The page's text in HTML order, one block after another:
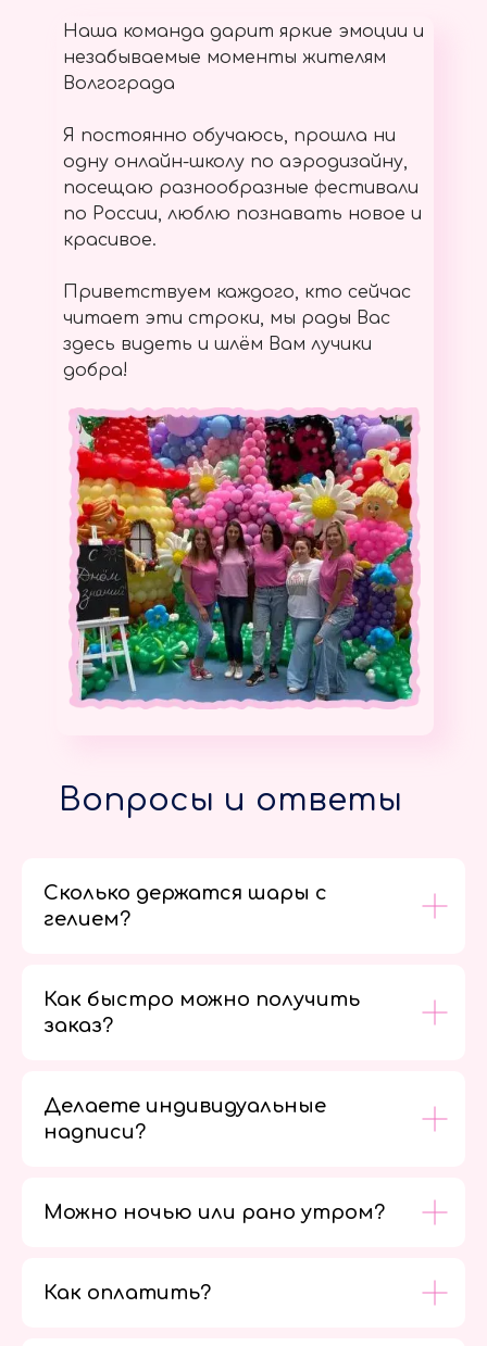
Наша команда дарит яркие эмоции и
незабываемые моменты жителям
Волгограда
Я постоянно обучаюсь, прошла ни
одну онлайн-школу по аэродизайну,
посещаю разнообразные фестивали
по России, люблю познавать новое и
красивое.
Приветствуем каждого, кто сейчас
читает эти строки, мы рады Вас
здесь видеть и шлём Вам лучики
добра!
Вопросы и ответы
Сколько держатся шары с
гелием?
Как быстро можно получить
заказ?
Делаете индивидуальные
надписи?
Можно ночью или рано утром?
Как оплатить?